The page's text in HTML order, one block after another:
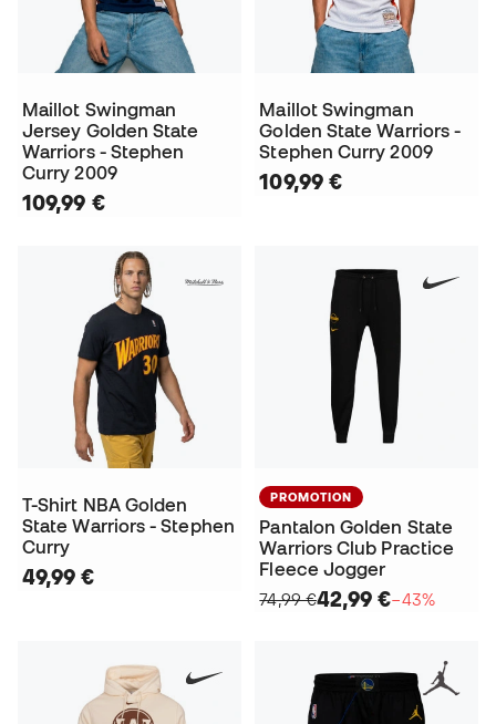
Maillot Swingman
Jersey Golden State
Warriors - Stephen
Curry 2009
109,99 €
Maillot Swingman
Golden State Warriors -
Stephen Curry 2009
109,99 €
T-Shirt NBA Golden
State Warriors - Stephen
Curry
49,99 €
PROMOTION
Pantalon Golden State
Warriors Club Practice
Fleece Jogger
74,99 €42,99 €−43%